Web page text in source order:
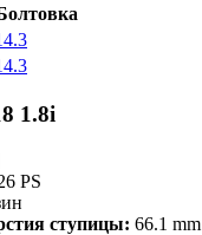
1.8i
PS
ступицы: 66.1 mm